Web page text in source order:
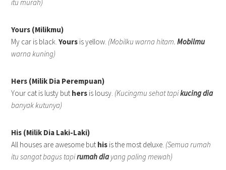
itu murah)
Yours (Milikmu)
My car is black.Yours is yellow. (Mobilku warna hitam.Mobilmu
warna kuning)
Hers (Milik Dia Perempuan)
Your cat is lusty but hers is lousy. (Kucingmu sehat tapikucing dia
banyak kutunya)
His (Milik Dia Laki-Laki)
All houses are awesome but his is the most deluxe. (Semua rumah
itu sangat bagus tapirumah diayang paling mewah)